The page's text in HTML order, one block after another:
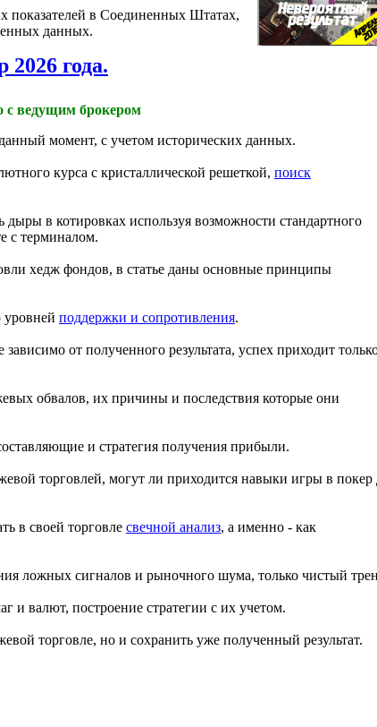
показателей в Соединенных Штатах,
данных.
2026 года.
с ведущим брокером
момент, с учетом исторических данных.
курса с кристаллической решеткой, поиск
в котировках используя возможности стандартного
с терминалом.
хедж фондов, в статье даны основные принципы
поддержки и сопротивления.
от полученного результата, успех приходит
обвалов, их причины и последствия которые они
и стратегия получения прибыли.
торговлей, могут ли приходится навыки игры в покер
в своей торговле свечной анализ, а именно - как
ложных сигналов и рыночного шума, только чистый
и валют, построение стратегии с их учетом.
торговле, но и сохранить уже полученный результат.